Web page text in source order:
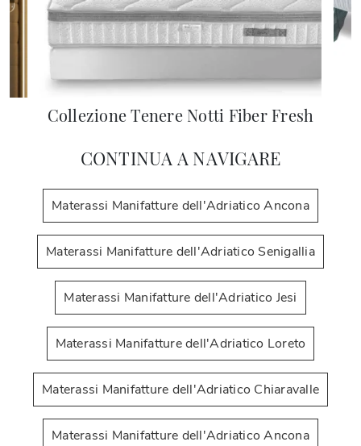
Collezione Tenere Notti Fiber Fresh
CONTINUA A NAVIGARE
Materassi Manifatture dell'Adriatico Ancona
Materassi Manifatture dell'Adriatico Senigallia
Materassi Manifatture dell'Adriatico Jesi
Materassi Manifatture dell'Adriatico Loreto
Materassi Manifatture dell'Adriatico Chiaravalle
Materassi Manifatture dell'Adriatico Ancona